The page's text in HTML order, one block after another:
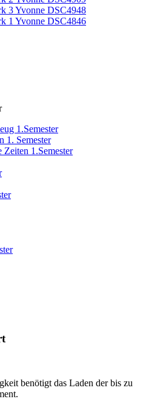
3 Yvonne DSC4948
1 Yvonne DSC4846
1.Semester
1. Semester
Zeiten 1.Semester
benötigt das Laden der bis zu